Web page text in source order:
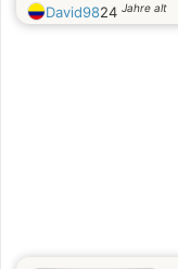
David9824 Jahre alt